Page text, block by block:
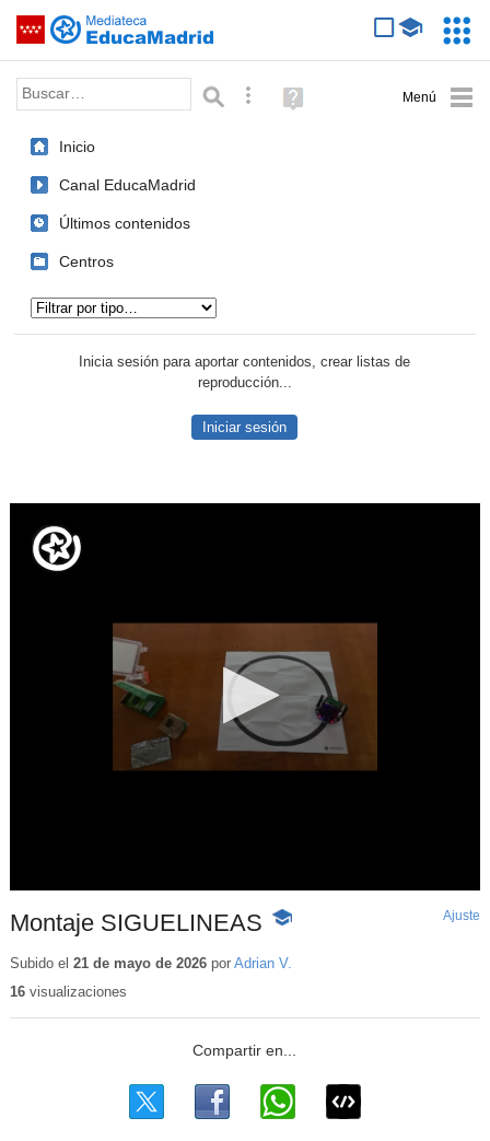
Saltar navegación
Palabra o frase: Búsqueda avanzada
Ayuda
(en
Inicio
Canal EducaMadrid
Últimos contenidos
Centros
Inicia sesión para aportar contenidos, crear listas de
reproducción...
Iniciar sesión
Montaje SIGUELINEAS
-
educativo
Ajuste
Subido el 21 de mayo de 2026por Adrian V.
16visualizaciones